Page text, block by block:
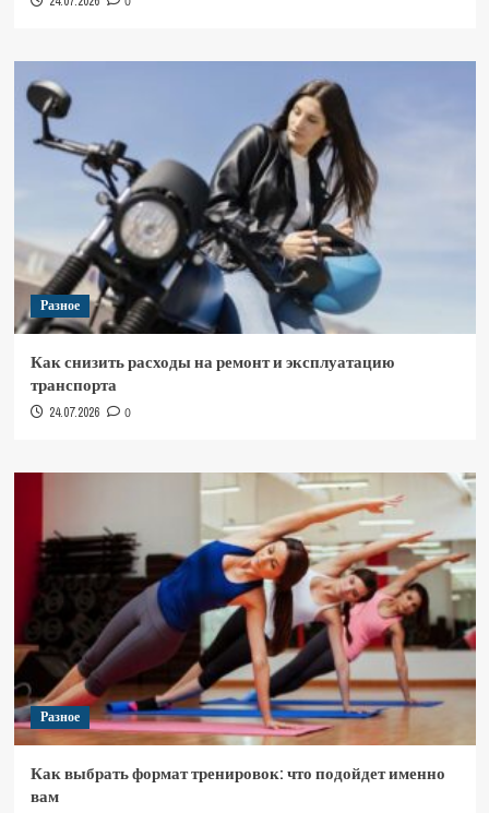
Разное
Как снизить расходы на ремонт и эксплуатацию
транспорта
24.07.2026 0
Разное
Как выбрать формат тренировок: что подойдет именно
вам